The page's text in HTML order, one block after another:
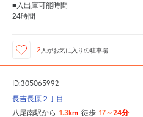
■入出庫可能時間
24時間
2 人がお気に入りの駐車場
ID:305065992
長吉長原２丁目
八尾南駅から 1.3km 徒歩 17～24分